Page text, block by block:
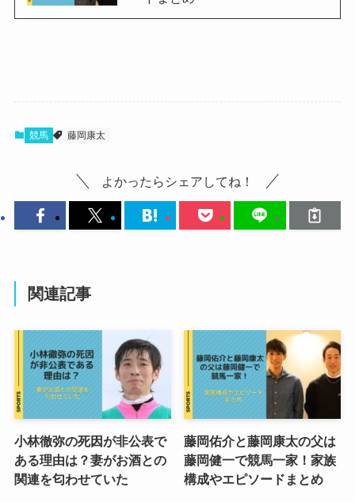
競馬 藤岡康太
よかったらシェアしてね！
関連記事
小林徹弥の死因が非公表で
ある理由は？妻がお酒との
関連を匂わせていた
藤岡佑介と藤岡康太の父は
藤岡健一で競馬一家！家族
構成やエピソードまとめ